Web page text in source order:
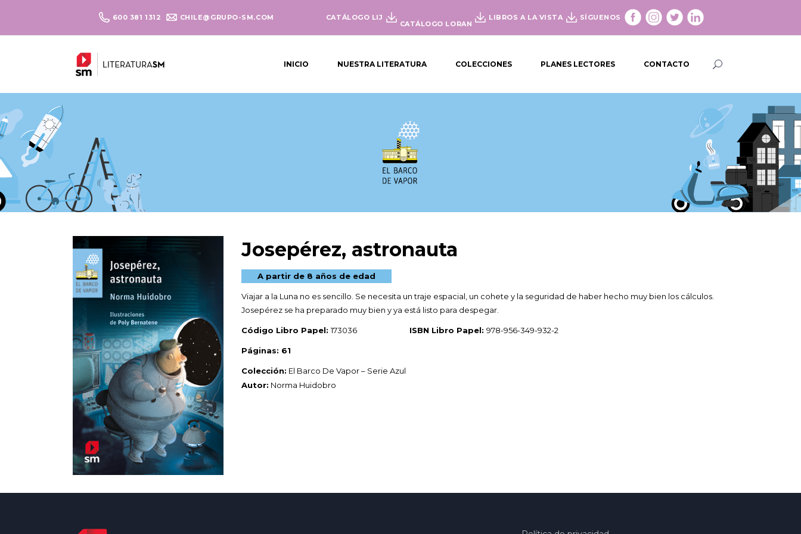
600 381 1312 CHILE@GRUPO-SM.COM CATÁLOGO LIJ
CATÁLOGO LORAN
LIBROS A LA VISTA SÍGUENOS
INICIO NUESTRA LITERATURA COLECCIONES PLANES LECTORES CONTACTO
Josepérez, astronauta
A partir de 8 años de edad
Viajar a la Luna no es sencillo. Se necesita un traje espacial, un cohete y la seguridad de haber hecho muy bien los cálculos.
Josepérez se ha preparado muy bien y ya está listo para despegar.
Código Libro Papel:173036 ISBN Libro Papel: 978-956-349-932-2
Páginas: 61
Colección: El Barco De Vapor – Serie Azul
Autor: Norma Huidobro